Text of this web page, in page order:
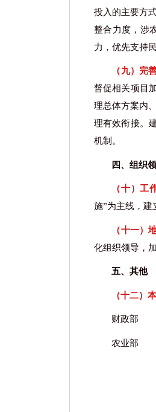
投入的主要方
整合力度，涉
力，优先支持
（九）完
督促相关项目
理总体方案内
理有效衔接。
机制。
四、组织
（十）工
施”为主线，建
（十一）
化组织领导，
五、其他
（十二）
财政部
农业部